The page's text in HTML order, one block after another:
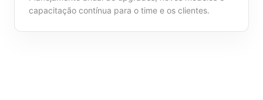
capacitação contínua para o time e os clientes.